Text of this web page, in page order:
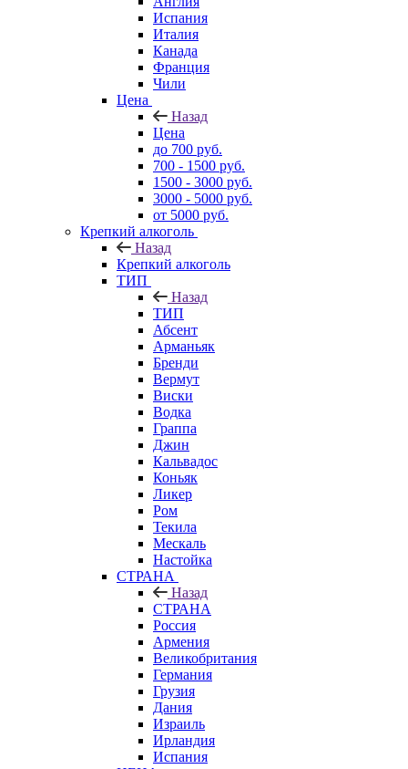
Испания
Италия
Канада
Франция
Чили
Цена
Назад
Цена
до 700 руб.
700 - 1500 руб.
1500 - 3000 руб.
3000 - 5000 руб.
от 5000 руб.
Крепкий алкоголь
Назад
Крепкий алкоголь
ТИП
Назад
ТИП
Абсент
Арманьяк
Бренди
Вермут
Виски
Водка
Граппа
Джин
Кальвадос
Коньяк
Ликер
Ром
Текила
Мескаль
Настойка
СТРАНА
Назад
СТРАНА
Россия
Армения
Великобритания
Германия
Грузия
Дания
Израиль
Ирландия
Испания